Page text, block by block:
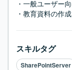
・一般ユーザー
・教育資料の作成
スキルタグ
SharePointServer